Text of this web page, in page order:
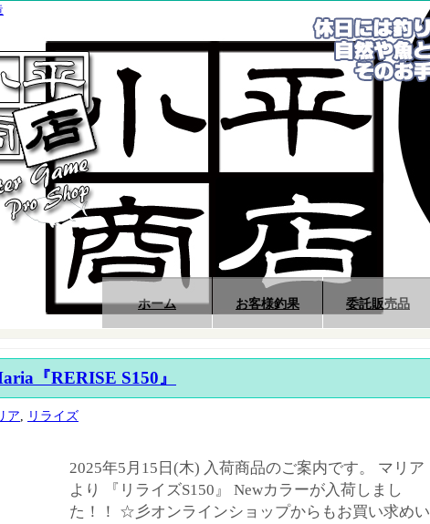
ホーム お客様釣果 委託販売品
『RERISE S150』
ア リライズ
2025年5月15日(木) 入荷商品のご案内です。 マリア
より 『リライズS150』 Newカラーが入荷しまし
た！！ ☆彡オンラインショップからもお買い求めい